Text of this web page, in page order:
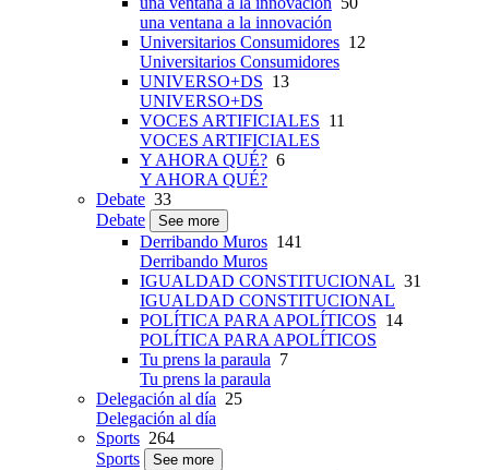
una ventana a la innovación
Universitarios Consumidores 12
Universitarios Consumidores
UNIVERSO+DS 13
UNIVERSO+DS
VOCES ARTIFICIALES 11
VOCES ARTIFICIALES
Y AHORA QUÉ? 6
Y AHORA QUÉ?
Debate 33
Debate
See more
Derribando Muros 141
Derribando Muros
IGUALDAD CONSTITUCIONAL 31
IGUALDAD CONSTITUCIONAL
POLÍTICA PARA APOLÍTICOS 14
POLÍTICA PARA APOLÍTICOS
Tu prens la paraula 7
Tu prens la paraula
Delegación al día 25
Delegación al día
Sports 264
Sports
See more